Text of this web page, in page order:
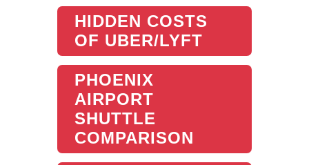
HIDDEN COSTS
OF UBER/LYFT
PHOENIX
AIRPORT
SHUTTLE
COMPARISON